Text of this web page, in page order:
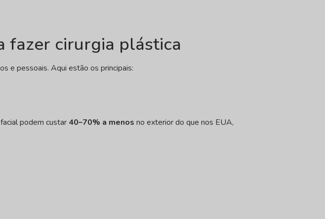
fazer cirurgia plástica
e pessoais. Aqui estão os principais:
podem custar 40–70% a menos no exterior do que nos EUA,